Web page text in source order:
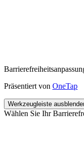
Präsentiert von OneTap
Werkzeugleiste
Wählen Sie Ihr